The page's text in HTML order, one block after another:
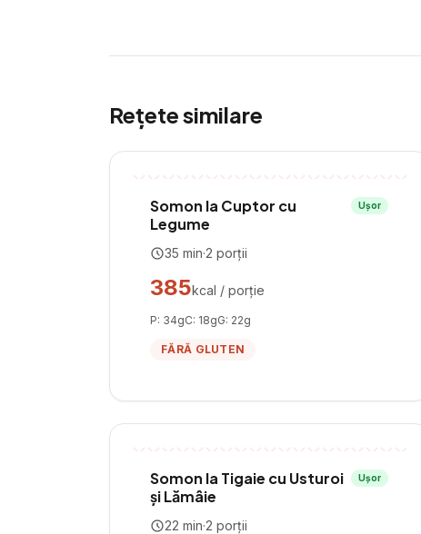
Rețete similare
Somon la Cuptor cu
Legume
Ușor
35 min·2 porții
385kcal / porție
P: 34gC: 18gG: 22g
FĂRĂ GLUTEN
Somon la Tigaie cu Usturoi
și Lămâie
Ușor
22 min·2 porții